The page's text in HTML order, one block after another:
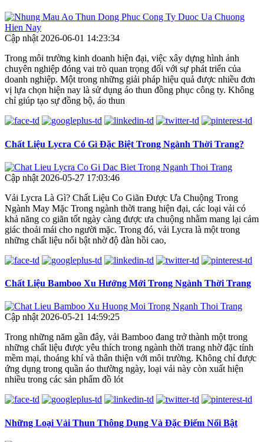
Cập nhật 2026-06-01 14:23:34
Trong môi trường kinh doanh hiện đại, việc xây dựng hình ảnh
chuyên nghiệp đóng vai trò quan trọng đối với sự phát triển của
doanh nghiệp. Một trong những giải pháp hiệu quả được nhiều đơn
vị lựa chọn hiện nay là sử dụng áo thun đồng phục công ty. Không
chỉ giúp tạo sự đồng bộ, áo thun
Chất Liệu Lycra Có Gì Đặc Biệt Trong Ngành Thời Trang?
Cập nhật 2026-05-27 17:03:46
Vải Lycra Là Gì? Chất Liệu Co Giãn Được Ưa Chuộng Trong
Ngành May Mặc Trong ngành thời trang hiện đại, các loại vải có
khả năng co giãn tốt ngày càng được ưa chuộng nhằm mang lại cảm
giác thoải mái cho người mặc. Trong đó, vải Lycra là một trong
những chất liệu nổi bật nhờ độ đàn hồi cao,
Chất Liệu Bamboo Xu Hướng Mới Trong Ngành Thời Trang
Cập nhật 2026-05-21 14:59:25
Trong những năm gần đây, vải Bamboo đang trở thành một trong
những chất liệu được yêu thích trong ngành thời trang nhờ đặc tính
mềm mại, thoáng khí và thân thiện với môi trường. Không chỉ được
ứng dụng trong quần áo thường ngày, loại vải này còn xuất hiện
nhiều trong các sản phẩm đồ lót
Những Loại Vải Thun Thông Dụng Và Đặc Điểm Nổi Bật